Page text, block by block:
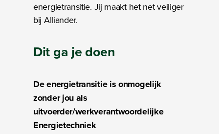
energietransitie. Jij maakt het net veiliger
bij Alliander.
Dit ga je doen
De energietransitie is onmogelijk
zonder jou als
uitvoerder/werkverantwoordelijke
Energietechniek